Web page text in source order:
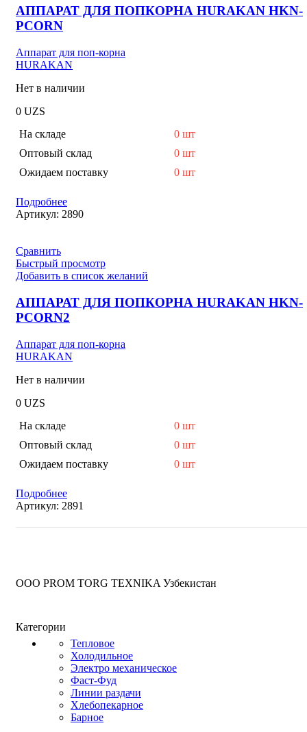
АППАРАТ ДЛЯ ПОПКОРНА HURAKAN HKN-
PCORN
Аппарат для поп-корна
HURAKAN
Нет в наличии
0 UZS
На складе
0 шт
Оптовый склад
0 шт
Ожидаем поставку
0 шт
Подробнее
Артикул: 2890
Сравнить
Быстрый просмотр
Добавить в список желаний
АППАРАТ ДЛЯ ПОПКОРНА HURAKAN HKN-
PCORN2
Аппарат для поп-корна
HURAKAN
Нет в наличии
0 UZS
На складе
0 шт
Оптовый склад
0 шт
Ожидаем поставку
0 шт
Подробнее
Артикул: 2891
OOO PROM TORG TEXNIKA Узбекистан
Категории
Тепловое
Холодильное
Электро механическое
Фаст-Фуд
Линии раздачи
Хлебопекарное
Барное